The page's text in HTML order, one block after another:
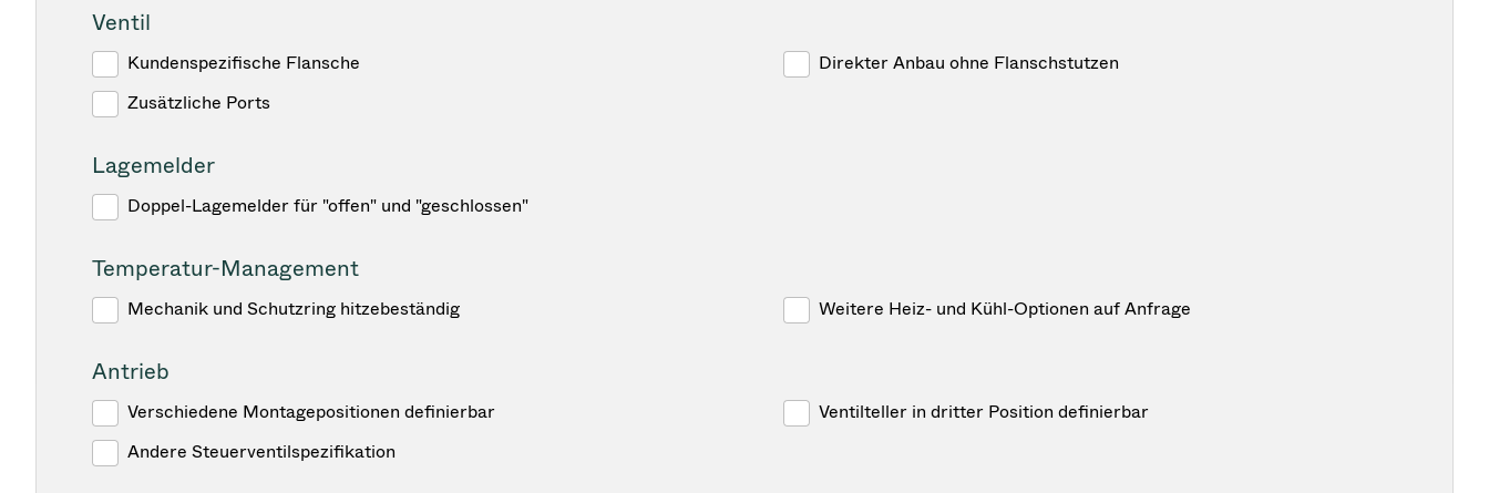
Ventil
Kundenspezifische Flansche
Zusätzliche Ports
Direkter Anbau ohne Flanschstutzen
Lagemelder
Doppel-Lagemelder für "offen" und "geschlossen"
Temperatur-Management
Mechanik und Schutzring hitzebeständig Weitere Heiz- und Kühl-Optionen auf Anfrage
Antrieb
Verschiedene Montagepositionen definierbar
Andere Steuerventilspezifikation
Ventilteller in dritter Position definierbar